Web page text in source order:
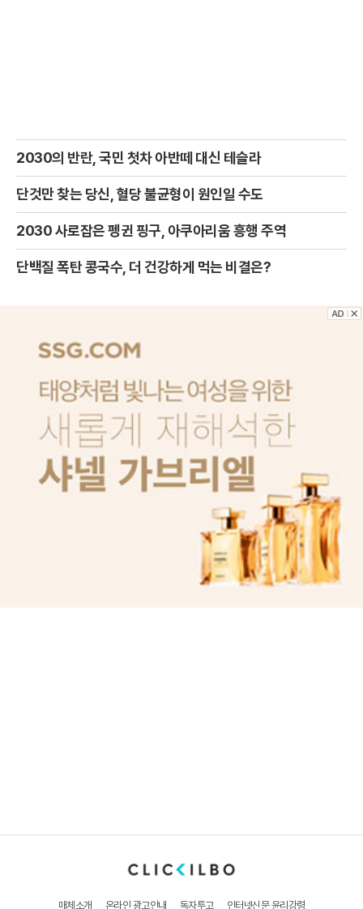
2030의 반란, 국민 첫차 아반떼 대신 테슬라
단것만 찾는 당신, 혈당 불균형이 원인일 수도
2030 사로잡은 펭귄 핑구, 아쿠아리움 흥행 주역
단백질 폭탄 콩국수, 더 건강하게 먹는 비결은?
매체소개 온라인 광고안내 독자투고 인터넷신문 윤리강령